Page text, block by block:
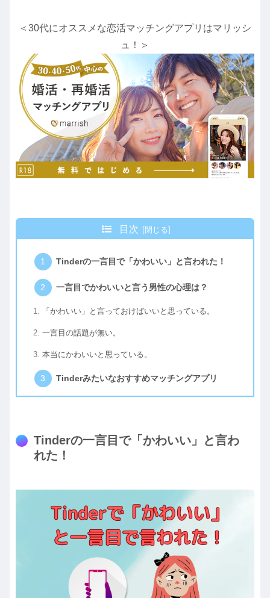
＜30代にオススメな恋活マッチングアプリはマリッシ
ュ！＞
目次
Tinderの一言目で「かわいい」と言われた！
一言目でかわいいと言う男性の心理は？
「かわいい」と言っておけばいいと思っている。
一言目の話題が無い。
本当にかわいいと思っている。
Tinderみたいなおすすめマッチングアプリ
Tinderの一言目で「かわいい」と言わ
れた！